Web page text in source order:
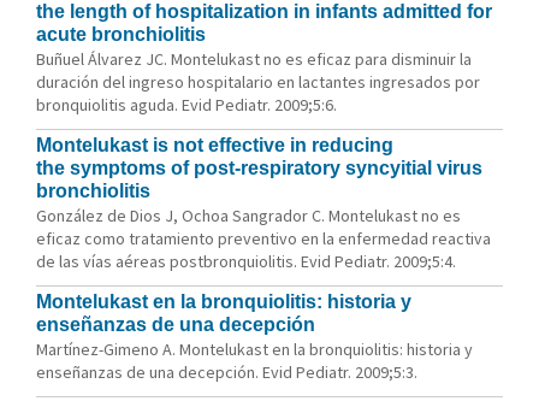
the length of hospitalization in infants admitted for
acute bronchiolitis
Buñuel Álvarez JC. Montelukast no es eficaz para disminuir la
duración del ingreso hospitalario en lactantes ingresados por
bronquiolitis aguda. Evid Pediatr. 2009;5:6.
Montelukast is not effective in reducing
the symptoms of post-respiratory syncyitial virus
bronchiolitis
González de Dios J, Ochoa Sangrador C. Montelukast no es
eficaz como tratamiento preventivo en la enfermedad reactiva
de las vías aéreas postbronquiolitis. Evid Pediatr. 2009;5:4.
Montelukast en la bronquiolitis: historia y
enseñanzas de una decepción
Martínez-Gimeno A. Montelukast en la bronquiolitis: historia y
enseñanzas de una decepción. Evid Pediatr. 2009;5:3.